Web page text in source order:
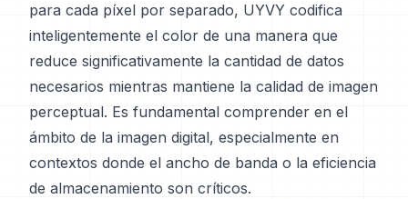
para cada píxel por separado, UYVY codifica
inteligentemente el color de una manera que
reduce significativamente la cantidad de datos
necesarios mientras mantiene la calidad de imagen
perceptual. Es fundamental comprender en el
ámbito de la imagen digital, especialmente en
contextos donde el ancho de banda o la eficiencia
de almacenamiento son críticos.